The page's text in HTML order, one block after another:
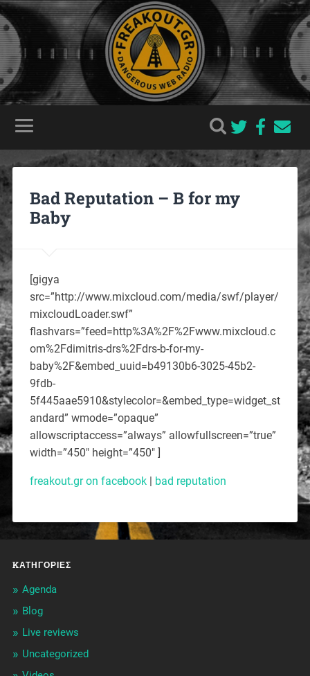
Bad Reputation – B for my
Baby
[gigya
src=”http://www.mixcloud.com/media/swf/player/
mixcloudLoader.swf”
flashvars=”feed=http%3A%2F%2Fwww.mixcloud.c
om%2Fdimitris-drs%2Fdrs-b-for-my-
baby%2F&embed_uuid=b49130b6-3025-45b2-
9fdb-
5f445aae5910&stylecolor=&embed_type=widget_st
andard” wmode=”opaque”
allowscriptaccess=”always” allowfullscreen=”true”
width=”450″ height=”450″ ]
freakout.gr on facebook| bad reputation
KΑΤΗΓΟΡΊΕΣ
Agenda
Blog
Live reviews
Uncategorized